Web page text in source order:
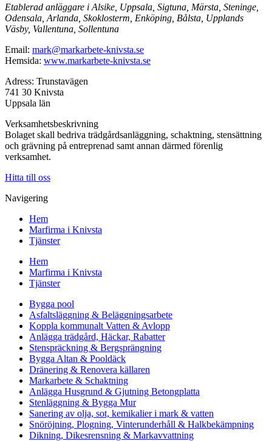
Etablerad anläggare i Alsike, Uppsala, Sigtuna, Märsta, Steninge,
Odensala, Arlanda, Skoklosterm, Enköping, Bålsta, Upplands
Väsby, Vallentuna, Sollentuna
Email: mark@markarbete-knivsta.se
Hemsida: www.markarbete-knivsta.se
Adress: Trunstavägen
741 30 Knivsta
Uppsala län
Verksamhetsbeskrivning
Bolaget skall bedriva trädgårdsanläggning, schaktning, stensättning
och grävning på entreprenad samt annan därmed förenlig
verksamhet.
Hitta till oss
Navigering
Hem
Marfirma i Knivsta
Tjänster
Hem
Marfirma i Knivsta
Tjänster
Bygga pool
Asfaltsläggning & Beläggningsarbete
Koppla kommunalt Vatten & Avlopp
Anlägga trädgård, Häckar, Rabatter
Stenspräckning & Bergsprängning
Bygga Altan & Pooldäck
Dränering & Renovera källaren
Markarbete & Schaktning
Anlägga Husgrund & Gjutning Betongplatta
Stenläggning & Bygga Mur
Sanering av olja, sot, kemikalier i mark & vatten
Snöröjning, Plogning, Vinterunderhåll & Halkbekämpning
Dikning, Dikesrensning & Markavvattning